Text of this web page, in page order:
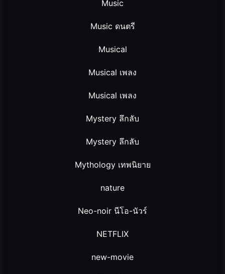
Music
Music ดนตรี
Musical
Musical เพลง
Musical เพลง
Mystery ลึกลับ
Mystery ลึกลับ
Mythology เทพนิยาย
nature
Neo-noir นีโอ-นัวร์
NETFLIX
new-movie